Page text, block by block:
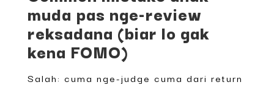
muda pas nge-review
reksadana (biar lo gak
kena FOMO)
Salah: cuma nge-judge cuma dari return